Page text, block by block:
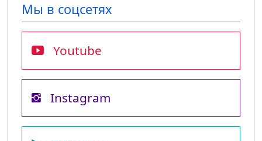
Мы в соцсетях
Youtube
Instagram